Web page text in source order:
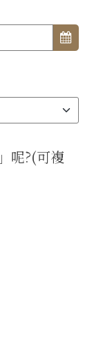
呢?(可複